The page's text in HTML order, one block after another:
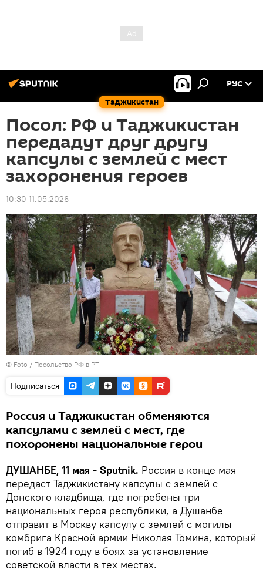
Таджикистан
РУС
Посол: РФ и Таджикистан
передадут друг другу
капсулы с землей с мест
захоронения героев
10:30 11.05.2026
© Foto / Посольство РФ в РТ
Подписаться
Россия и Таджикистан обменяются
капсулами с землей с мест, где
похоронены национальные герои
ДУШАНБЕ, 11 мая - Sputnik. Россия в конце мая
передаст Таджикистану капсулы с землей с
Донского кладбища, где погребены три
национальных героя республики, а Душанбе
отправит в Москву капсулу с землей с могилы
комбрига Красной армии Николая Томина, который
погиб в 1924 году в боях за установление
советской власти в тех местах.